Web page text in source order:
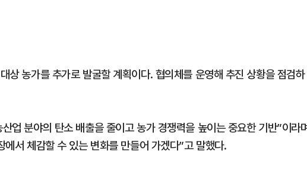
상 농가를 추가로 발굴할 계획이다. 협의체를 운영해 추진 상황을 점검하
업 분야의 탄소 배출을 줄이고 농가 경쟁력을 높이는 중요한 기반”이라
서 체감할 수 있는 변화를 만들어 가겠다”고 말했다.